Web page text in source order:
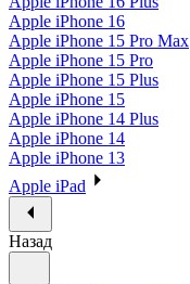
Apple iPhone 16
Apple iPhone 15 Pro Max
Apple iPhone 15 Pro
Apple iPhone 15 Plus
Apple iPhone 15
Apple iPhone 14 Plus
Apple iPhone 14
Apple iPhone 13
Apple iPad
Назад